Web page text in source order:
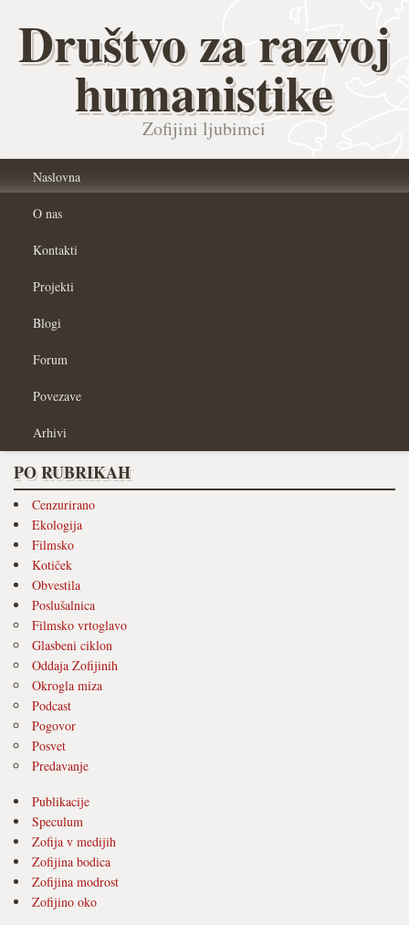
Društvo za razvoj
humanistike
Zofijini ljubimci
Naslovna
O nas
Kontakti
Projekti
Blogi
Forum
Povezave
Arhivi
PO RUBRIKAH
Cenzurirano
Ekologija
Filmsko
Kotiček
Obvestila
Poslušalnica
Filmsko vrtoglavo
Glasbeni ciklon
Oddaja Zofijinih
Okrogla miza
Podcast
Pogovor
Posvet
Predavanje
Publikacije
Speculum
Zofija v medijih
Zofijina bodica
Zofijina modrost
Zofijino oko